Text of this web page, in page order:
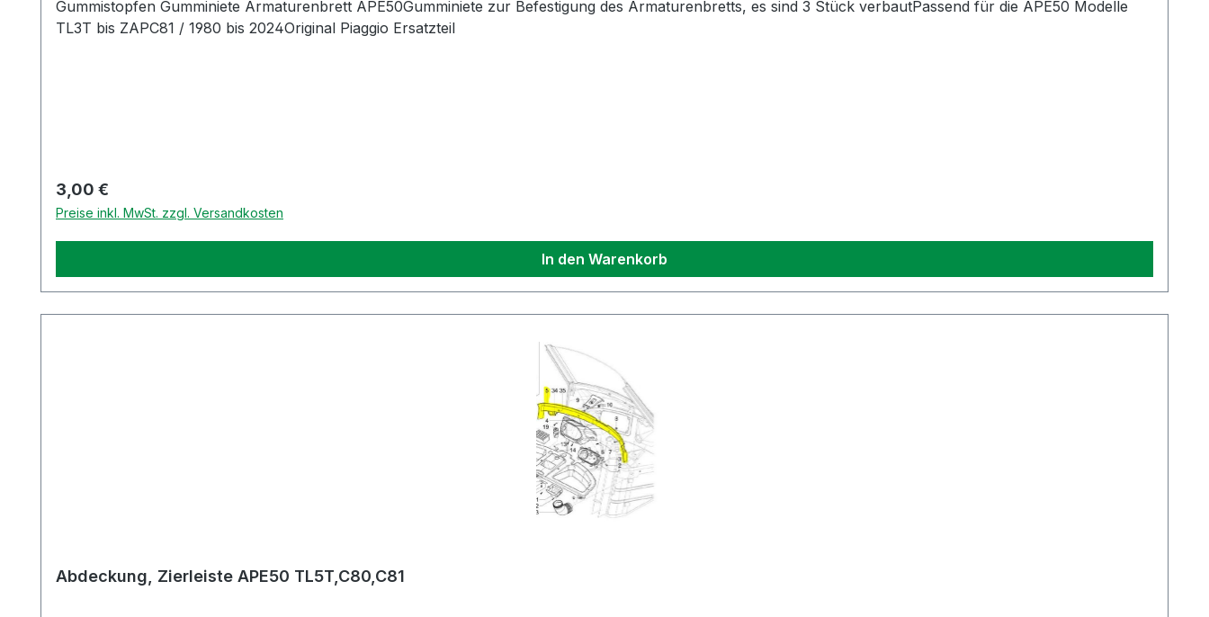
Gummistopfen Gumminiete Armaturenbrett APE50Gumminiete zur Befestigung des Armaturenbretts, es sind 3 Stück verbautPassend für die APE50 Modelle
TL3T bis ZAPC81 / 1980 bis 2024Original Piaggio Ersatzteil
Regulärer Preis:
3,00 €
Preise inkl. MwSt. zzgl. Versandkosten
In den Warenkorb
Abdeckung, Zierleiste APE50 TL5T,C80,C81